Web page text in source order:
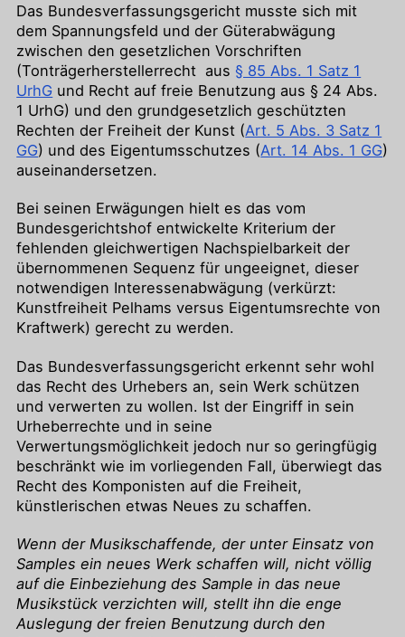
Das Bundesverfassungsgericht musste sich mit
dem Spannungsfeld und der Güterabwägung
zwischen den gesetzlichen Vorschriften
(Tonträgerherstellerrecht aus § 85 Abs. 1 Satz 1
UrhG und Recht auf freie Benutzung aus § 24 Abs.
1 UrhG) und den grundgesetzlich geschützten
Rechten der Freiheit der Kunst (Art. 5 Abs. 3 Satz 1
GG) und des Eigentumsschutzes (Art. 14 Abs. 1 GG)
auseinandersetzen.
Bei seinen Erwägungen hielt es das vom
Bundesgerichtshof entwickelte Kriterium der
fehlenden gleichwertigen Nachspielbarkeit der
übernommenen Sequenz für ungeeignet, dieser
notwendigen Interessenabwägung (verkürzt:
Kunstfreiheit Pelhams versus Eigentumsrechte von
Kraftwerk) gerecht zu werden.
Das Bundesverfassungsgericht erkennt sehr wohl
das Recht des Urhebers an, sein Werk schützen
und verwerten zu wollen. Ist der Eingriff in sein
Urheberrechte und in seine
Verwertungsmöglichkeit jedoch nur so geringfügig
beschränkt wie im vorliegenden Fall, überwiegt das
Recht des Komponisten auf die Freiheit,
künstlerischen etwas Neues zu schaffen.
Wenn der Musikschaffende, der unter Einsatz von
Samples ein neues Werk schaffen will, nicht völlig
auf die Einbeziehung des Sample in das neue
Musikstück verzichten will, stellt ihn die enge
Auslegung der freien Benutzung durch den